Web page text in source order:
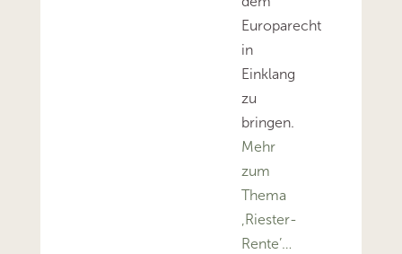
Europarecht
in
Einklang
zu
bringen.
Mehr
zum
Thema
‚Riester-
Rente’…